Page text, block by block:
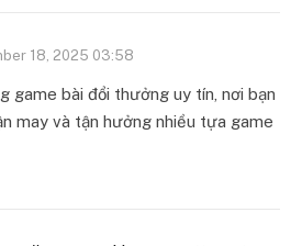
18, 2025 03:58
game bài đổi thưởng uy tín, nơi bạn
may và tận hưởng nhiều tựa game